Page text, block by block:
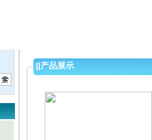
||产品展示